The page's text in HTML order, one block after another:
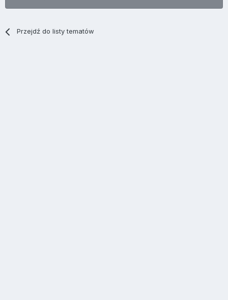
Przejdź do listy tematów